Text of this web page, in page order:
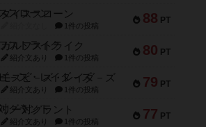
88 PT
ダイススローン
1件の投稿
80 PT
ガルフストライク
紹介文あり 1件の投稿
79 PT
モズビ－ズ・レイダ－ズ
紹介文あり 1件の投稿
77 PT
リー対グラント
紹介文あり 1件の投稿